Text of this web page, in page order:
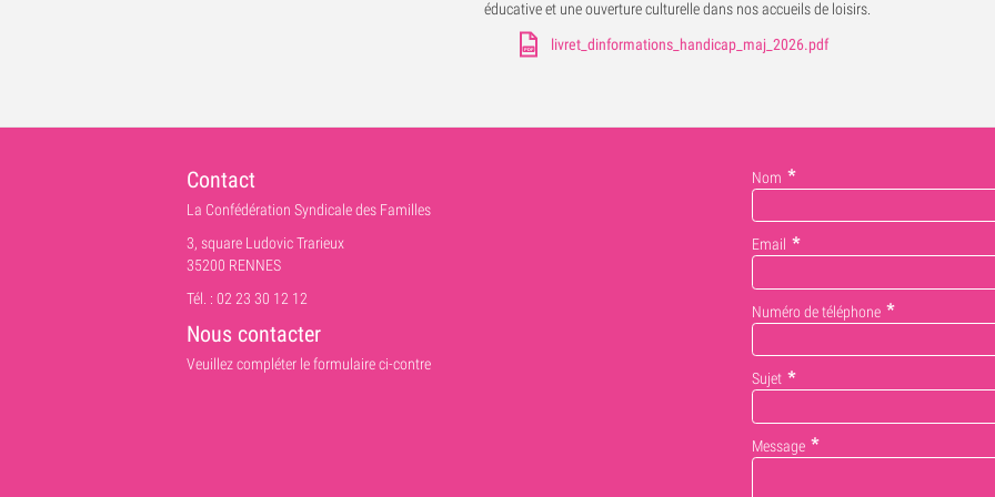
éducative et une ouverture culturelle dans nos accueils de loisirs.
livret_dinformations_handicap_maj_2026.pdf
Contact
La Confédération Syndicale des Familles
3, square Ludovic Trarieux
35200 RENNES
Tél. : 02 23 30 12 12
Nous contacter
Veuillez compléter le formulaire ci-contre
Nom
Email
Numéro de téléphone
Sujet
Message